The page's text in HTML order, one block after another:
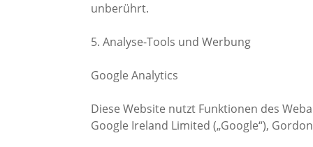
unberührt.
5. Analyse-Tools und Werbung
Google Analytics
Diese Website nutzt Funktionen des
Google Ireland Limited („Google“),